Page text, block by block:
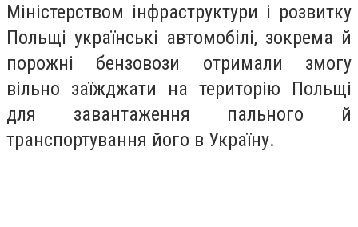
Міністерством інфраструктури і розвитку
Польщі українські автомобілі, зокрема й
порожні бензовози отримали змогу
вільно заїжджати на територію Польщі
для завантаження пального й
транспортування його в Україну.